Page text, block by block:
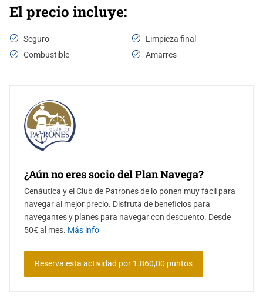
El precio incluye:
Seguro
Limpieza final
Combustible
Amarres
¿Aún no eres socio del Plan Navega?
Cenáutica y el Club de Patrones de lo ponen muy fácil para
navegar al mejor precio. Disfruta de beneficios para
navegantes y planes para navegar con descuento. Desde
50€ al mes. Más info
Reserva esta actividad por 1.860,00 puntos